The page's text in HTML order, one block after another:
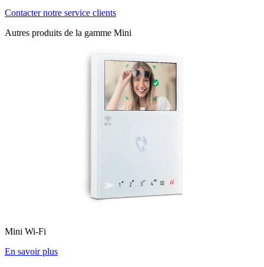
Contacter notre service clients
Autres produits de la gamme Mini
Mini Wi-Fi
En savoir plus